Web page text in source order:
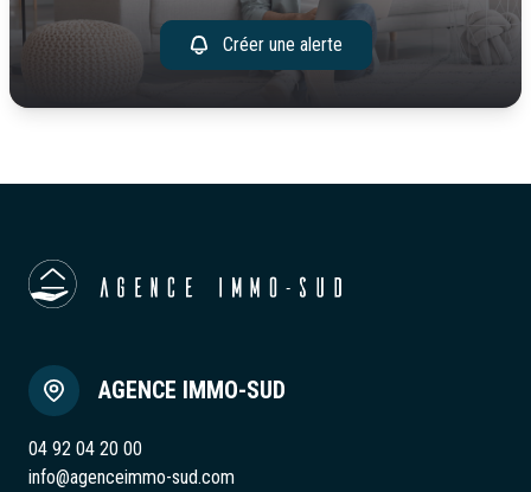
Créer une alerte
AGENCE IMMO-SUD
04 92 04 20 00
info@agenceimmo-sud.com